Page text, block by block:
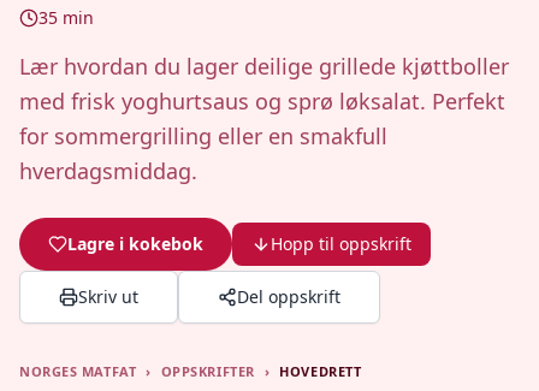
35 min
Lær hvordan du lager deilige grillede kjøttboller
med frisk yoghurtsaus og sprø løksalat. Perfekt
for sommergrilling eller en smakfull
hverdagsmiddag.
Lagre i kokebok Hopp til oppskrift
Skriv ut Del oppskrift
NORGES MATFAT › OPPSKRIFTER › HOVEDRETT